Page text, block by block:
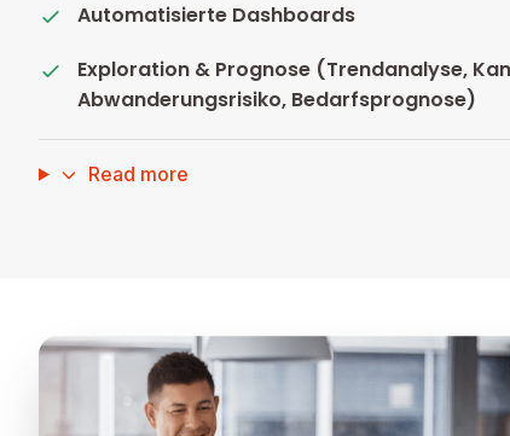
Automatisierte Dashboards
Exploration & Prognose (Trendanalyse,
Abwanderungsrisiko, Bedarfsprognose)
Read more